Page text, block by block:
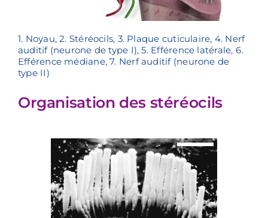
1. Noyau, 2. Stéréocils, 3. Plaque cuticulaire, 4. Nerf
auditif (neurone de type I), 5. Efférence latérale, 6.
Efférence médiane, 7. Nerf auditif (neurone de
type II)
Organisation des stéréocils